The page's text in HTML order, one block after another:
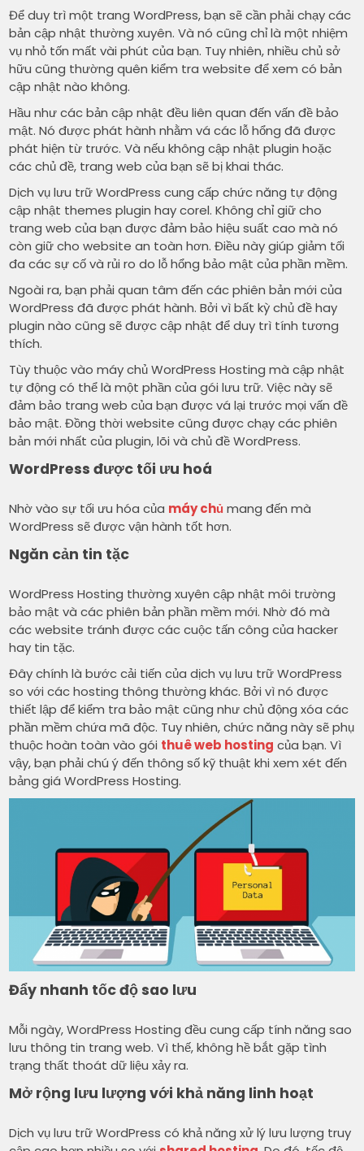
Để duy trì một trang WordPress, bạn sẽ cần phải chạy các
bản cập nhật thường xuyên. Và nó cũng chỉ là một nhiệm
vụ nhỏ tốn mất vài phút của bạn. Tuy nhiên, nhiều chủ sở
hữu cũng thường quên kiểm tra website để xem có bản
cập nhật nào không.
Hầu như các bản cập nhật đều liên quan đến vấn đề bảo
mật. Nó được phát hành nhằm vá các lỗ hổng đã được
phát hiện từ trước. Và nếu không cập nhật plugin hoặc
các chủ đề, trang web của bạn sẽ bị khai thác.
Dịch vụ lưu trữ WordPress cung cấp chức năng tự động
cập nhật themes plugin hay corel. Không chỉ giữ cho
trang web của bạn được đảm bảo hiệu suất cao mà nó
còn giữ cho website an toàn hơn. Điều này giúp giảm tối
đa các sự cố và rủi ro do lỗ hổng bảo mật của phần mềm.
Ngoài ra, bạn phải quan tâm đến các phiên bản mới của
WordPress đã được phát hành. Bởi vì bất kỳ chủ đề hay
plugin nào cũng sẽ được cập nhật để duy trì tính tương
thích.
Tùy thuộc vào máy chủ WordPress Hosting mà cập nhật
tự động có thể là một phần của gói lưu trữ. Việc này sẽ
đảm bảo trang web của bạn được vá lại trước mọi vấn đề
bảo mật. Đồng thời website cũng được chạy các phiên
bản mới nhất của plugin, lõi và chủ đề WordPress.
WordPress được tối ưu hoá
Nhờ vào sự tối ưu hóa của máy chủmang đến mà
WordPress sẽ được vận hành tốt hơn.
Ngăn cản tin tặc
WordPress Hosting thường xuyên cập nhật môi trường
bảo mật và các phiên bản phần mềm mới. Nhờ đó mà
các website tránh được các cuộc tấn công của hacker
hay tin tặc.
Đây chính là bước cải tiến của dịch vụ lưu trữ WordPress
so với các hosting thông thường khác. Bởi vì nó được
thiết lập để kiểm tra bảo mật cũng như chủ động xóa các
phần mềm chứa mã độc. Tuy nhiên, chức năng này sẽ phụ
thuộc hoàn toàn vào gói thuê web hosting của bạn. Vì
vậy, bạn phải chú ý đến thông số kỹ thuật khi xem xét đến
bảng giá WordPress Hosting.
Đẩy nhanh tốc độ sao lưu
Mỗi ngày, WordPress Hosting đều cung cấp tính năng sao
lưu thông tin trang web. Vì thế, không hề bắt gặp tình
trạng thất thoát dữ liệu xảy ra.
Mở rộng lưu lượng với khả năng linh hoạt
Dịch vụ lưu trữ WordPress có khả năng xử lý lưu lượng truy